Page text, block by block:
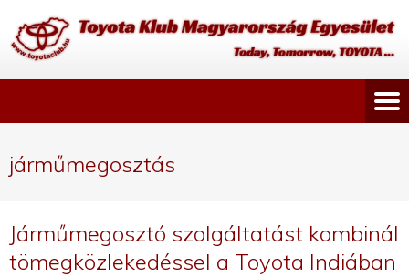
járműmegosztás
Járműmegosztó szolgáltatást kombinál
tömegközlekedéssel a Toyota Indiában